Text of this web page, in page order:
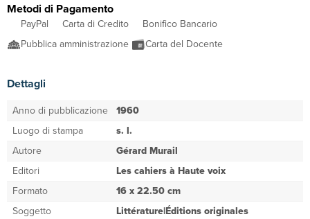
Metodi di Pagamento
PayPal Carta di Credito
Bonifico Bancario
Pubblica amministrazione
Carta del Docente
Dettagli
Anno di pubblicazione 1960
Luogo di stampa
s. l.
Autore
Gérard Murail
Editori
Les cahiers à Haute voix
Formato
16 x 22.50 cm
Soggetto
Littérature|Éditions originales